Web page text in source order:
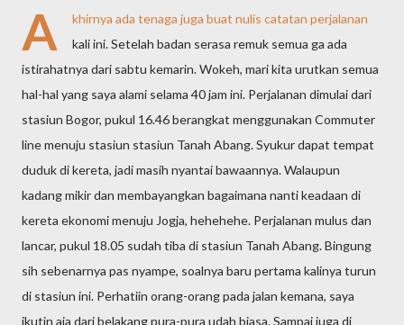
A
khirnya ada tenaga juga buat nulis catatan perjalanan
kali ini. Setelah badan serasa remuk semua ga ada
istirahatnya dari sabtu kemarin. Wokeh, mari kita urutkan semua
hal-hal yang saya alami selama 40 jam ini. Perjalanan dimulai dari
stasiun Bogor, pukul 16.46 berangkat menggunakan Commuter
line menuju stasiun stasiun Tanah Abang. Syukur dapat tempat
duduk di kereta, jadi masih nyantai bawaannya. Walaupun
kadang mikir dan membayangkan bagaimana nanti keadaan di
kereta ekonomi menuju Jogja, hehehehe. Perjalanan mulus dan
lancar, pukul 18.05 sudah tiba di stasiun Tanah Abang. Bingung
sih sebenarnya pas nyampe, soalnya baru pertama kalinya turun
di stasiun ini. Perhatiin orang-orang pada jalan kemana, saya
ikutin aja dari belakang pura-pura udah biasa. Sampai juga di